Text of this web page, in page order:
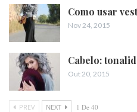
Como usar
Nov 24, 2015
Cabelo:
Out 20, 2015
PREV NEXT 1 De 40